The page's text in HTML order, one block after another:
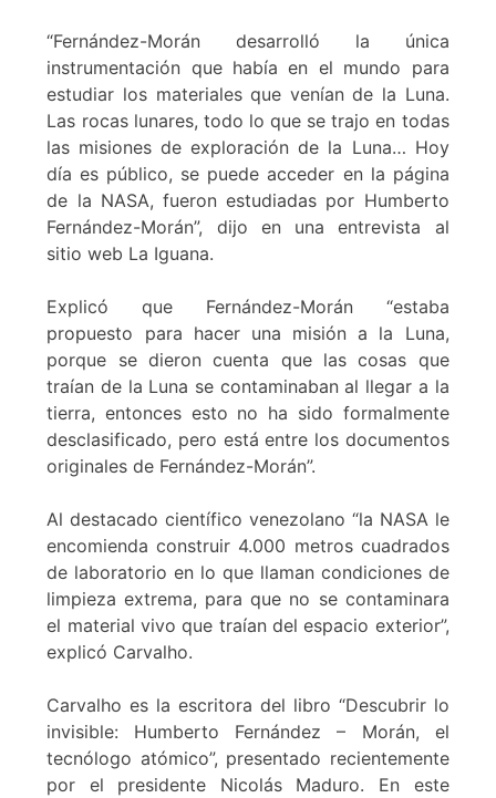
“Fernández-Morán desarrolló la única
instrumentación que había en el mundo para
estudiar los materiales que venían de la Luna.
Las rocas lunares, todo lo que se trajo en todas
las misiones de exploración de la Luna… Hoy
día es público, se puede acceder en la página
de la NASA, fueron estudiadas por Humberto
Fernández-Morán”, dijo en una entrevista al
sitio web La Iguana.
Explicó que Fernández-Morán “estaba
propuesto para hacer una misión a la Luna,
porque se dieron cuenta que las cosas que
traían de la Luna se contaminaban al llegar a la
tierra, entonces esto no ha sido formalmente
desclasificado, pero está entre los documentos
originales de Fernández-Morán”.
Al destacado científico venezolano “la NASA le
encomienda construir 4.000 metros cuadrados
de laboratorio en lo que llaman condiciones de
limpieza extrema, para que no se contaminara
el material vivo que traían del espacio exterior”,
explicó Carvalho.
Carvalho es la escritora del libro “Descubrir lo
invisible: Humberto Fernández – Morán, el
tecnólogo atómico”, presentado recientemente
por el presidente Nicolás Maduro. En este